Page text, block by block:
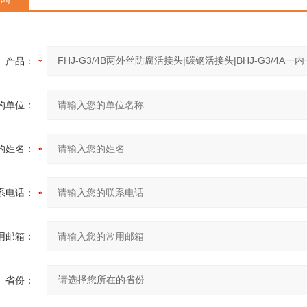
产品：
单位：
姓名：
电话：
邮箱：
省份：